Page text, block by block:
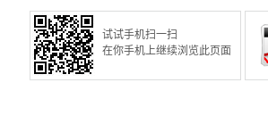
试试手机扫一扫
在你手机上继续浏览此页面